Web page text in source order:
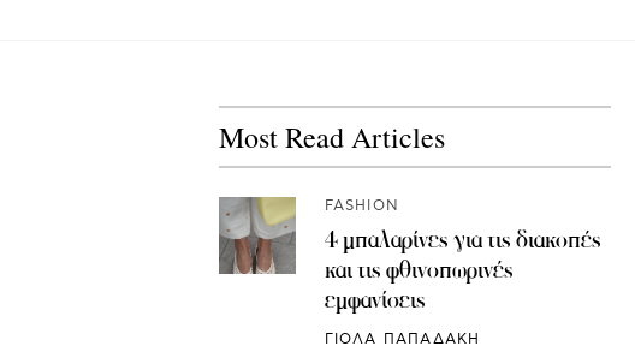
Most Read Articles
FASHION
4 μπαλαρίνες για τις διακοπές
και τις φθινοπωρινές
εμφανίσεις
ΓΙΟΛΑ ΠΑΠΑΔΑΚΗ